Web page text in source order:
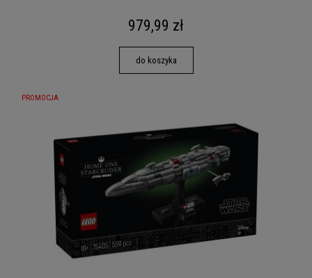
979,99 zł
do koszyka
PROMOCJA